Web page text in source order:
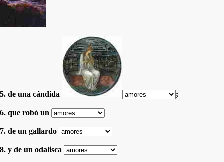
5. de una cándida ;
6. que robó un
7. de un gallardo
8. y de un odalisca